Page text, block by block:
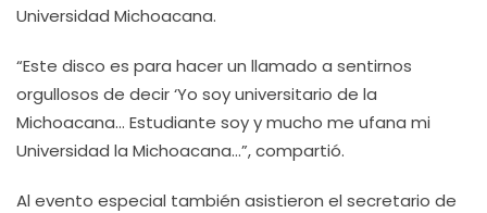
Universidad Michoacana.
“Este disco es para hacer un llamado a sentirnos
orgullosos de decir ‘Yo soy universitario de la
Michoacana… Estudiante soy y mucho me ufana mi
Universidad la Michoacana…”, compartió.
Al evento especial también asistieron el secretario de